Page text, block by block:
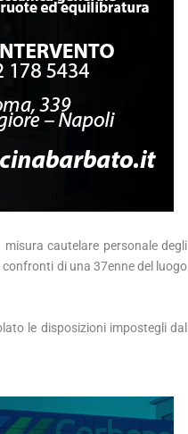
cautelare personale degli
confronti di una 37enne del luogo
le disposizioni impostegli dal